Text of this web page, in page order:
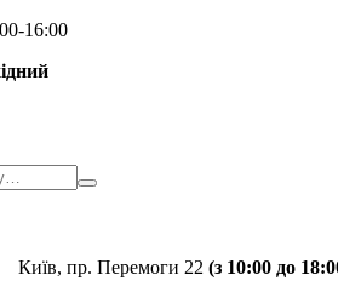
Київ, пр. Перемоги 22 (з 10:00 до